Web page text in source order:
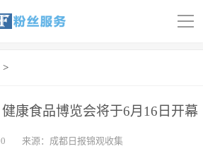
导
>
康食品博览会将于6月16日开幕
来源：成都日报锦观收集